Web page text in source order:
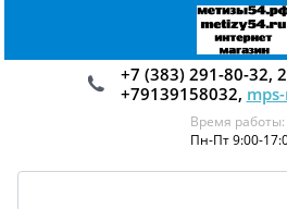
+7 (383) 291-80-32,
+79139158032,
Время работы:
Пн-Пт 9:00-